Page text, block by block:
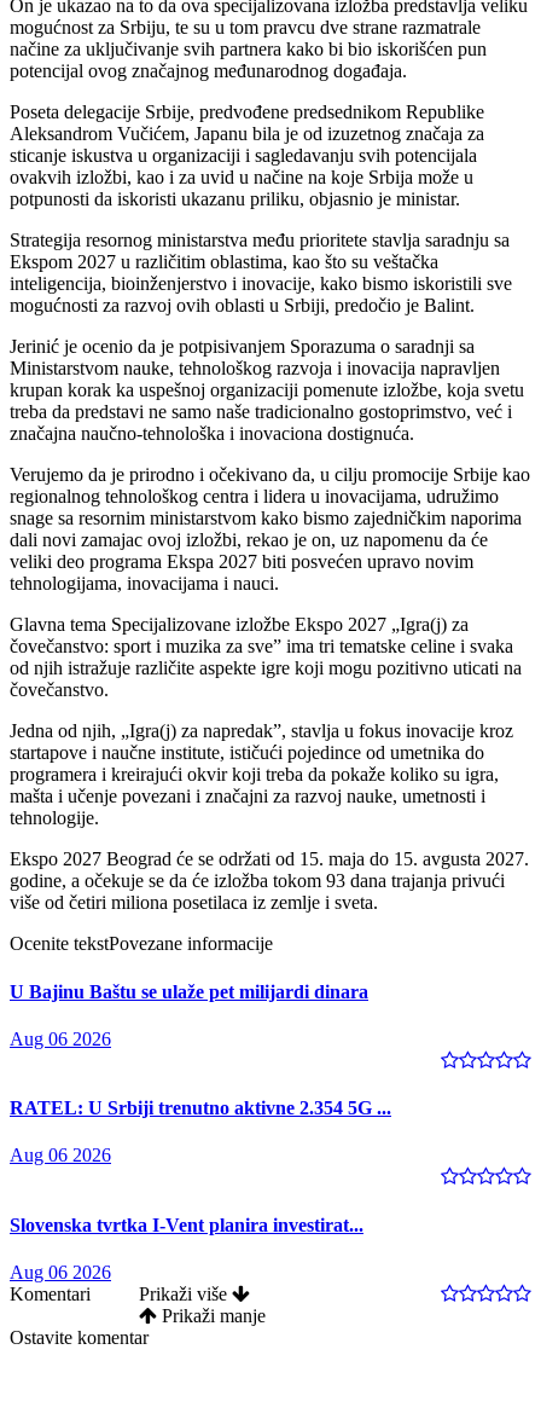
On je ukazao na to da ova specijalizovana izložba predstavlja veliku
mogućnost za Srbiju, te su u tom pravcu dve strane razmatrale
načine za uključivanje svih partnera kako bi bio iskorišćen pun
potencijal ovog značajnog međunarodnog događaja.
Poseta delegacije Srbije, predvođene predsednikom Republike
Aleksandrom Vučićem, Japanu bila je od izuzetnog značaja za
sticanje iskustva u organizaciji i sagledavanju svih potencijala
ovakvih izložbi, kao i za uvid u načine na koje Srbija može u
potpunosti da iskoristi ukazanu priliku, objasnio je ministar.
Strategija resornog ministarstva među prioritete stavlja saradnju sa
Ekspom 2027 u različitim oblastima, kao što su veštačka
inteligencija, bioinženjerstvo i inovacije, kako bismo iskoristili sve
mogućnosti za razvoj ovih oblasti u Srbiji, predočio je Balint.
Jerinić je ocenio da je potpisivanjem Sporazuma o saradnji sa
Ministarstvom nauke, tehnološkog razvoja i inovacija napravljen
krupan korak ka uspešnoj organizaciji pomenute izložbe, koja svetu
treba da predstavi ne samo naše tradicionalno gostoprimstvo, već i
značajna naučno-tehnološka i inovaciona dostignuća.
Verujemo da je prirodno i očekivano da, u cilju promocije Srbije kao
regionalnog tehnološkog centra i lidera u inovacijama, udružimo
snage sa resornim ministarstvom kako bismo zajedničkim naporima
dali novi zamajac ovoj izložbi, rekao je on, uz napomenu da će
veliki deo programa Ekspa 2027 biti posvećen upravo novim
tehnologijama, inovacijama i nauci.
Glavna tema Specijalizovane izložbe Ekspo 2027 „Igra(j) za
čovečanstvo: sport i muzika za sveˮ ima tri tematske celine i svaka
od njih istražuje različite aspekte igre koji mogu pozitivno uticati na
čovečanstvo.
Jedna od njih, „Igra(j) za napredakˮ, stavlja u fokus inovacije kroz
startapove i naučne institute, ističući pojedince od umetnika do
programera i kreirajući okvir koji treba da pokaže koliko su igra,
mašta i učenje povezani i značajni za razvoj nauke, umetnosti i
tehnologije.
Ekspo 2027 Beograd će se održati od 15. maja do 15. avgusta 2027.
godine, a očekuje se da će izložba tokom 93 dana trajanja privući
više od četiri miliona posetilaca iz zemlje i sveta.
Ocenite tekstPovezane informacije
U Bajinu Baštu se ulaže pet milijardi dinara
Aug 06 2026
RATEL: U Srbiji trenutno aktivne 2.354 5G ...
Aug 06 2026
Slovenska tvrtka I-Vent planira investirat...
Aug 06 2026
Komentari
Prikaži više
Prikaži manje
Ostavite komentar